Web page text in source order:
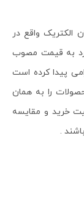
الکتریک واقع در
به قیمت مصوب
پیدا کرده است
را به همان
خرید و مقایسه
.